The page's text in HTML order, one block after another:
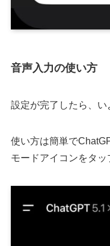
音声入力の使い方
設定が完了したら、い
使い方は簡単で
モードアイコンをタッ